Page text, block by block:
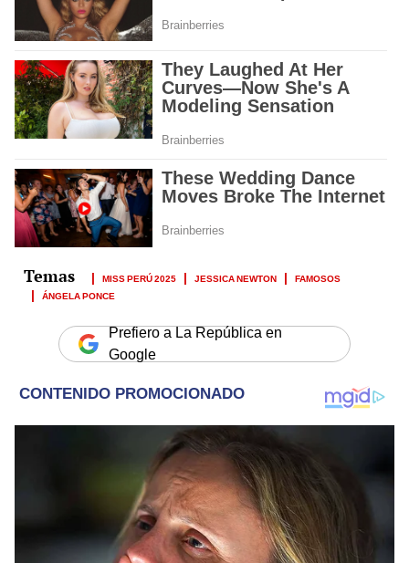
MISS PERÚ 2025 JESSICA NEWTON
FAMOSOS
ÁNGELA PONCE
Prefiero a La República en
Google